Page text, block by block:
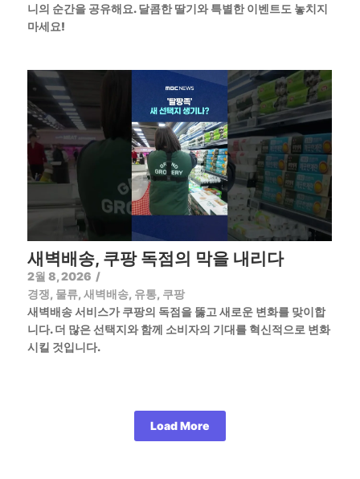
니의 순간을 공유해요. 달콤한 딸기와 특별한 이벤트도 놓치지
마세요!
새벽배송, 쿠팡 독점의 막을 내리다
2월 8, 2026 /
경쟁, 물류, 새벽배송, 유통, 쿠팡
새벽배송 서비스가 쿠팡의 독점을 뚫고 새로운 변화를 맞이합
니다. 더 많은 선택지와 함께 소비자의 기대를 혁신적으로 변화
시킬 것입니다.
Load More